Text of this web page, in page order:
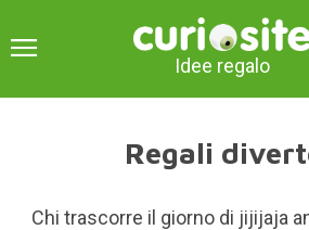
Idee regalo
Regali
Chi trascorre il giorno di jijijaja